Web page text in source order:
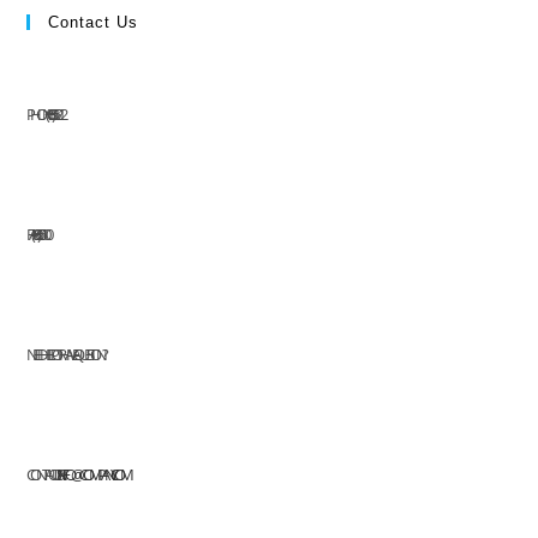
Contact Us
PHONE: (+63) 555 1212
FAX: (+63) 555 0100
NEED HELP OR HAVE A QUESTION?
CONTACT US AT:INFO@COMPANY.COM